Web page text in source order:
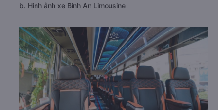
b. Hình ảnh xe Bình An Limousine